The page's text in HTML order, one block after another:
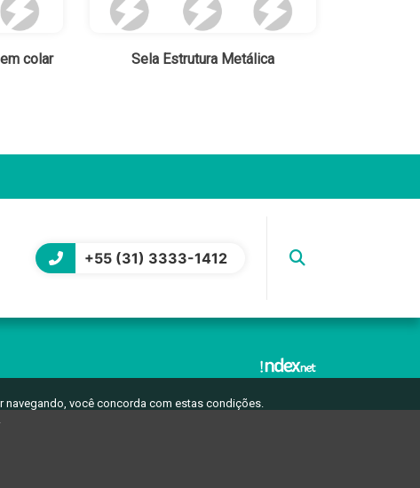
colar Sela Estrutura Metálica
+55 (31) 3333-1412
navegando, você concorda com estas condições.